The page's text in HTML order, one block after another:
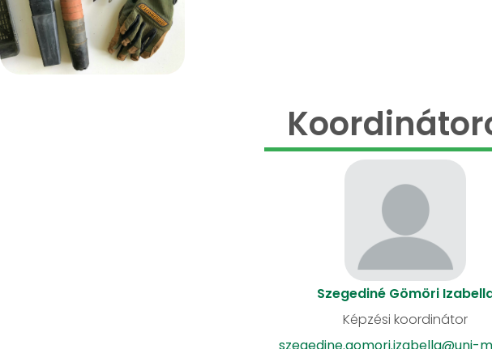
Szegediné Gömöri
Képzési koordinátor
szegedine.gomori.izabella@uni-